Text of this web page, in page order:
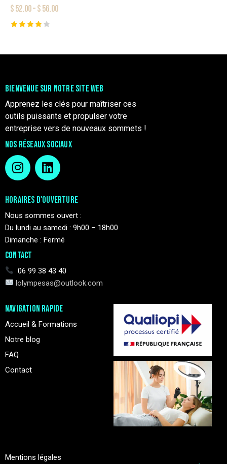
$52.00–$56.00
BIENVENUE SUR NOTRE SITE WEB
Apprenez les clés pour maîtriser ces
outils puissants et propulser votre
entreprise vers de nouveaux sommets !
NOS RÉSEAUX SOCIAUX
HORAIRES D'OUVERTURE
Nous sommes ouvert :
Du lundi au samedi : 9h00 – 18h00
Dimanche : Fermé
CONTACT
06 99 38 43 40
lolympesas@outlook.com
NAVIGATION RAPIDE
Accueil & Formations
Notre blog
FAQ
Contact
Mentions légales